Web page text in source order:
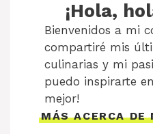
¡Hola,
Bienvenidos a mi
compartiré mis
culinarias y mi
puedo inspirarte
mejor!
MÁS ACERCA DE